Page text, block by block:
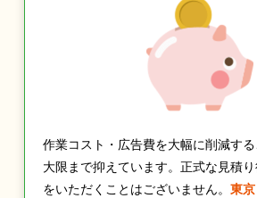
作業コスト・広告費を大幅に削減す
大限まで抑えています。正式な見積
をいただくことはございません。 東京